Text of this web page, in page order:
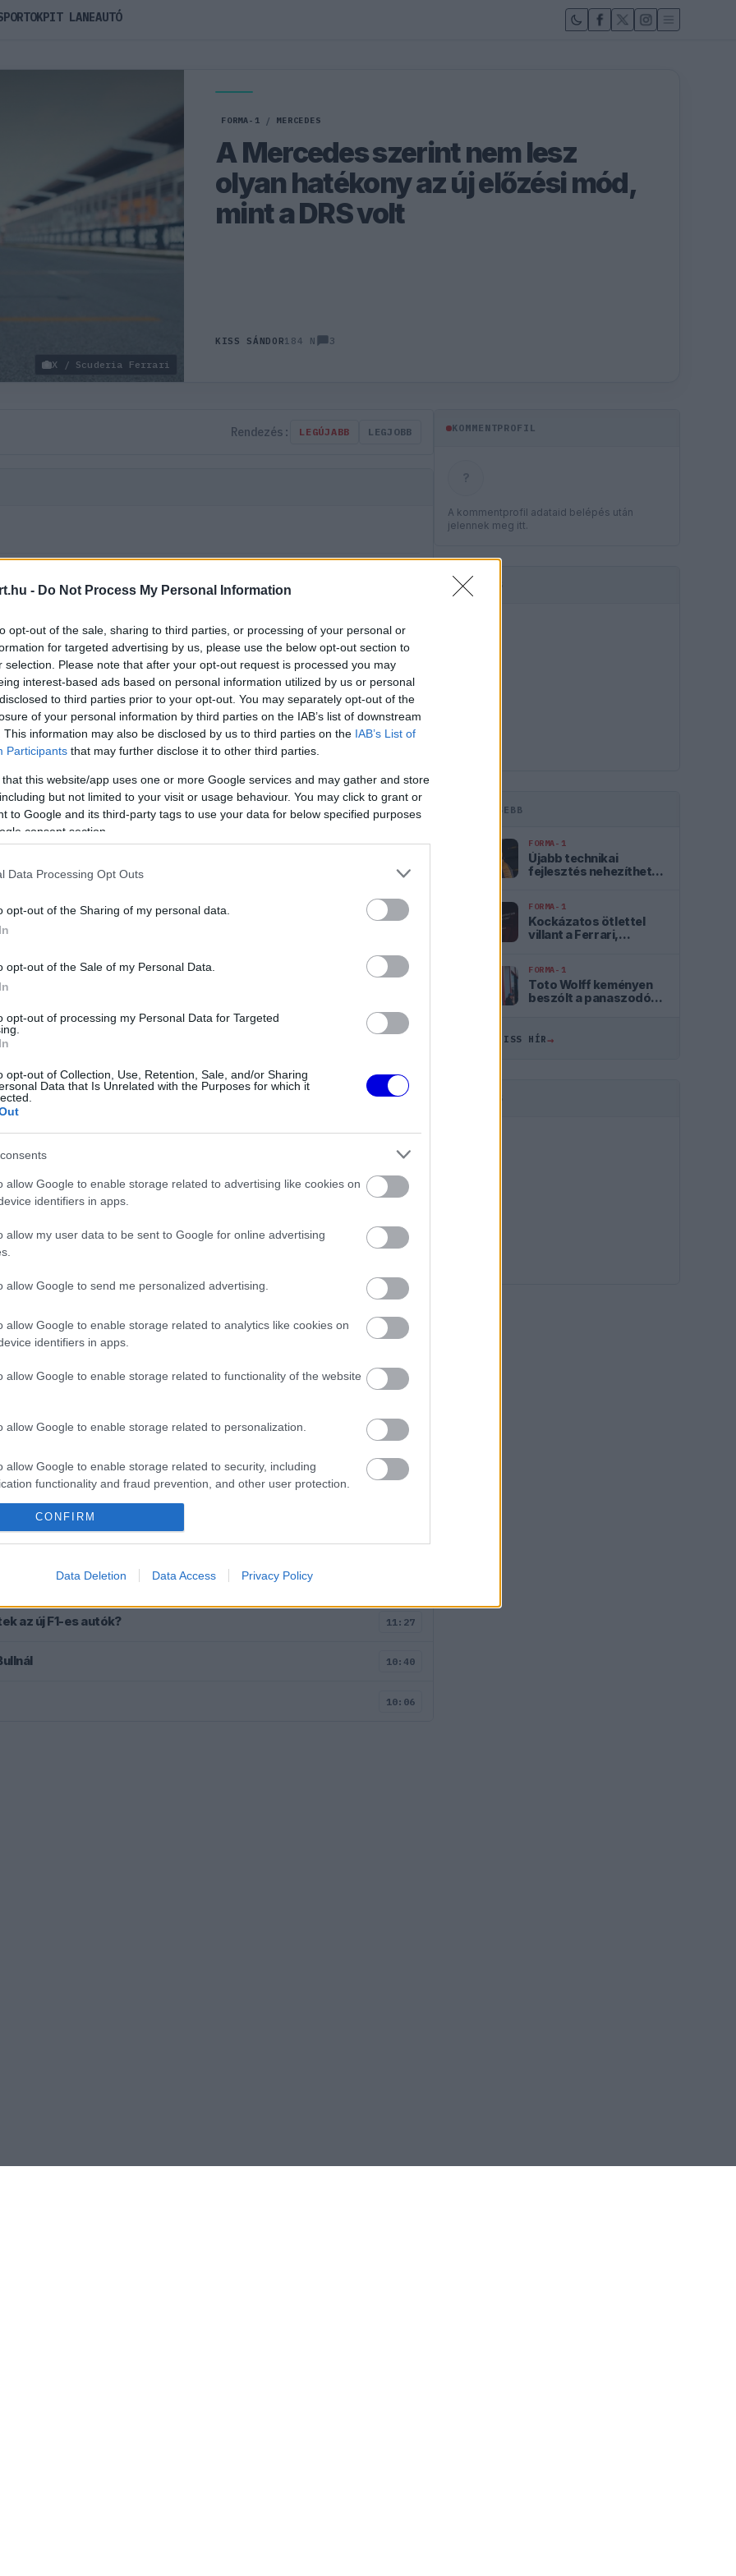
- Do Not Process My Personal Information
opt-out of the sale, sharing to third parties, or processing of your personal or
for targeted advertising by us, please use the below opt-out section to
selection. Please note that after your opt-out request is processed you may
interest-based ads based on personal information utilized by us or personal
to third parties prior to your opt-out. You may separately opt-out of the
of your personal information by third parties on the IAB’s list of downstream
This information may also be disclosed by us to third parties on the IAB’s List of
Participants that may further disclose it to other third parties.
that this website/app uses one or more Google services and may gather and store
but not limited to your visit or usage behaviour. You may click to grant or
to Google and its third-party tags to use your data for below specified purposes
consent section.
Data Processing Opt Outs
opt-out of the Sharing of my personal data.
opt-out of the Sale of my Personal Data.
opt-out of processing my Personal Data for Targeted
opt-out of Collection, Use, Retention, Sale, and/or Sharing
Data that Is Unrelated with the Purposes for which it
allow Google to enable storage related to advertising like cookies on
identifiers in apps.
allow my user data to be sent to Google for online advertising
allow Google to send me personalized advertising.
allow Google to enable storage related to analytics like cookies on
identifiers in apps.
allow Google to enable storage related to functionality of the website
allow Google to enable storage related to personalization.
allow Google to enable storage related to security, including
functionality and fraud prevention, and other user protection.
CONFIRM
Data Deletion Data Access Privacy Policy
X / Scuderia Ferrari
FORMA-1 / MERCEDES
A Mercedes szerint nem lesz
olyan hatékony az új előzési mód,
mint a DRS volt
KISS SÁNDOR184 N 3
Rendezés: LEGÚJABB LEGJOBB
mail alapú rendszerre.
2 2 NémításVálasz
vmi sportszerűek. Gombnyomással előzés, elég béna volt.
hogy tudtam volna jobbat, de alapvetően nem kellett
F1-es autók felé...
Alonso-Petrov affér miatt hozták ezt az újítást, mert már akkor
Egyszerűen képtelenség volt előzni akkor pedig még nem
Ez a mai, modern kori formula sajnos nem az, ami régen
mert akkor nem látsz versenyt. És nem is feltétlen
Petrov szituáció, ráadásul egy cím múlott rajta. A
folyamatosan a másik mögött haladni, ami ugye előfeltétele
HITELESÍTETT
0 Némítás Válasz
kéne olyan pályán versenyzősdit játszani, ahol képtelenség az
összes ilyen pályát. Minimum 1,5 km egyenes legyen
2 km hosszú az egyenes (egyenesnek mondom, mert nagyon
előzni, ha vki gyorsabb. Sokszor nem egyszerű ott sem...
is.
mindenki ezt másolhatja 12:53
Ijesztő jelzés Spából, tényleg túl lassúak lettek az új F1-es autók? 11:27
10:40
10:06
KOMMENTPROFIL
?
A kommentprofil adataid belépés után
jelennek meg itt.
HIRDETÉS
LEGFRISSEBB
FORMA-1
Újabb technikai
fejlesztés nehezítheti
FORMA-1
Kockázatos ötlettel
villant a Ferrari,
FORMA-1
Toto Wolff keményen
beszólt a panaszodó
ÖSSZES FRISS HÍR→
HIRDETÉS
PIT LANEAUTÓ